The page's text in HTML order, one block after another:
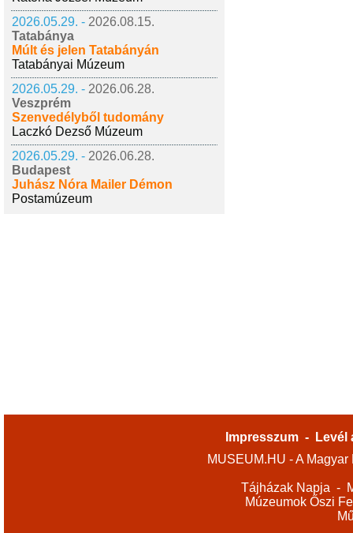
2026.05.29. - 2026.08.15.
Tatabánya
Múlt és jelen Tatabányán
Tatabányai Múzeum
2026.05.29. - 2026.06.28.
Veszprém
Szenvedélyből tudomány
Laczkó Dezső Múzeum
2026.05.29. - 2026.06.28.
Budapest
Juhász Nóra Mailer Démon
Postamúzeum
Impresszum -
Levél
MUSEUM.HU - A
Tájházak Napja -
Múzeumok Őszi